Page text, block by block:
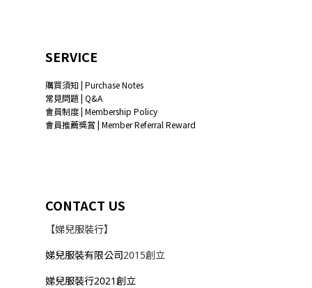
SERVICE
購買須知 | Purchase Notes
常見問題 | Q&A
會員制度 | Membership Policy
會員推薦獎賞 | Member Referral Reward
CONTACT US
【娣兒服裝行】
娣兒服裝有限公司2015創立
娣兒服裝行2021創立